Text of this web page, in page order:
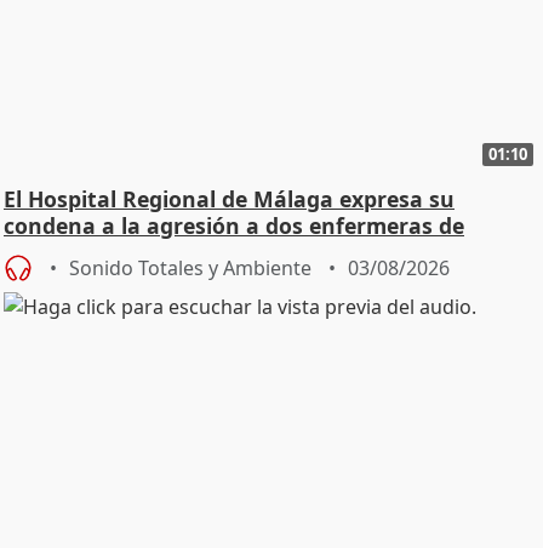
01:10
El Hospital Regional de Málaga expresa su
condena a la agresión a dos enfermeras de
Urgencias
Sonido Totales y Ambiente 03/08/2026